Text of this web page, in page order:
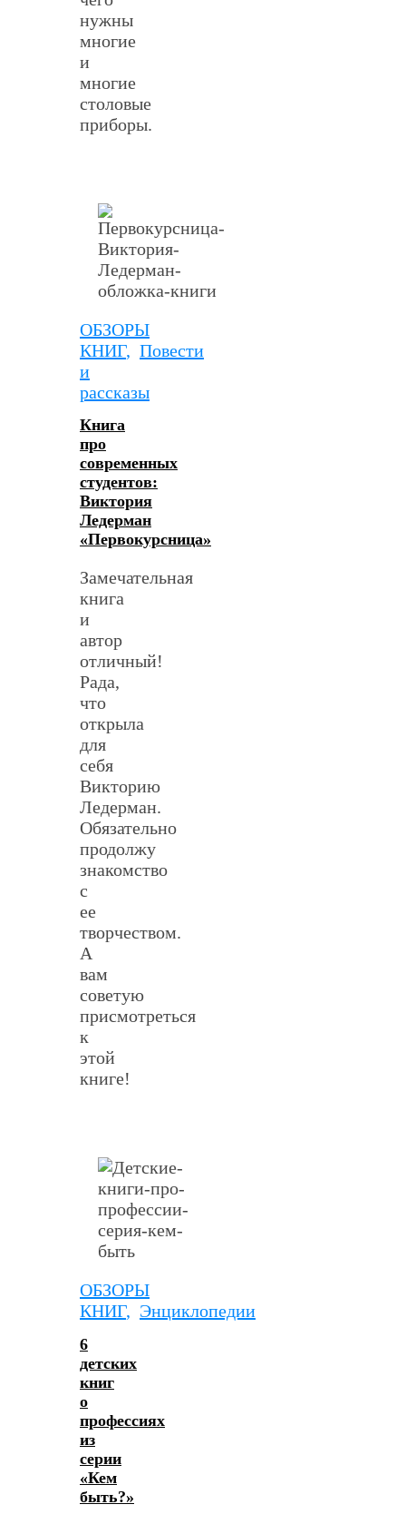
нужны
многие
и
многие
столовые
приборы.
ОБЗОРЫ
КНИГ, Повести
и
рассказы
Книга
про
современных
студентов:
Виктория
Ледерман
«Первокурсница»
Замечательная
книга
и
автор
отличный!
Рада,
что
открыла
для
себя
Викторию
Ледерман.
Обязательно
продолжу
знакомство
с
ее
творчеством.
А
вам
советую
присмотреться
к
этой
книге!
ОБЗОРЫ
КНИГ, Энциклопедии
6
детских
книг
о
профессиях
из
серии
«Кем
быть?»